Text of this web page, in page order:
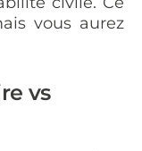
vous aurez
vs